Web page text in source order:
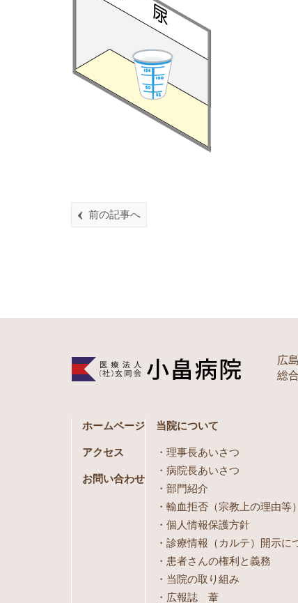
前の記事へ
広
総
ホームページ
アクセス
お問い合わせ
当院について
理事長あいさつ
病院長あいさつ
部門紹介
輸血拒否（宗教上の理由等
個人情報保護方針
診療情報（カルテ）開示に
患者さんの権利と義務
当院の取り組み
広報誌 葦